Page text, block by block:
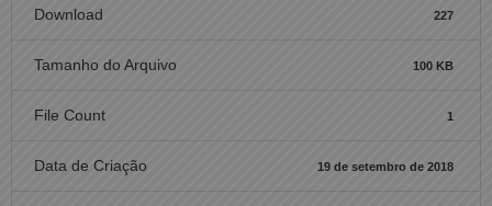
Download 227
Tamanho do Arquivo 100 KB
File Count 1
Data de Criação 19 de setembro de 2018